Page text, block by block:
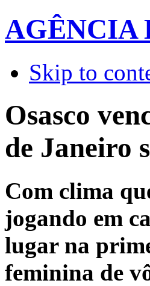
AGÊNCIA
Skip to
Osasco
de Janeiro
Com clima
jogando em
lugar na
feminina de